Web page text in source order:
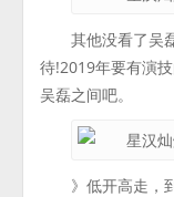
其他没看了吴
待!2019年要有演
吴磊之间吧。
》低开高走，